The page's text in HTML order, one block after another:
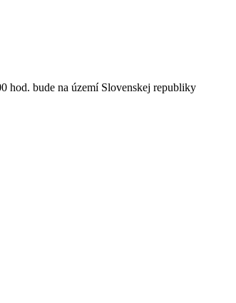
hod. bude na území Slovenskej republiky